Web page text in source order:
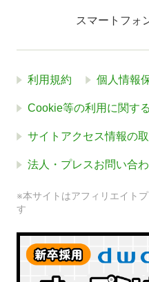
スマートフォ
利用規約 個人情報
Cookie等の利用に関す
サイトアクセス情報の
法人・プレスお問い合
※本サイトはアフィリエイト
す